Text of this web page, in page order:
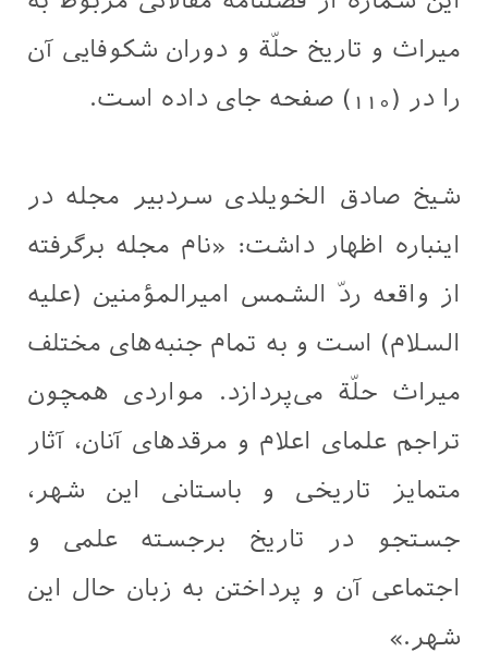
میراث و تاریخ حلّة و دوران شکوفایی آن
را در (110) صفحه جای داده است.
شیخ صادق الخویلدی سردبیر مجله در
اینباره اظهار داشت: «نام مجله برگرفته
از واقعه ردّ الشمس امیرالمؤمنین (علیه
السلام) است و به تمام جنبه‌های مختلف
میراث حلّة می‌پردازد. مواردی همچون
تراجم علمای اعلام و مرقد‌های آنان، آثار
متمایز تاریخی و باستانی این شهر،
جستجو در تاریخ برجسته علمی و
اجتماعی آن و پرداختن به زبان حال این
شهر.»